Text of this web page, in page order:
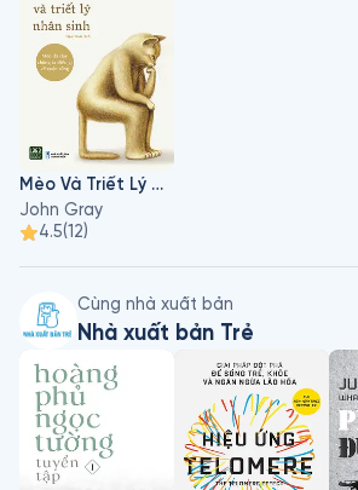
bình sách chính. Ông là một người vô thần.
Mèo Và Triết Lý Nhân Sinh
John Gray
4.5(12)
Cùng nhà xuất bản
Nhà xuất bản Trẻ